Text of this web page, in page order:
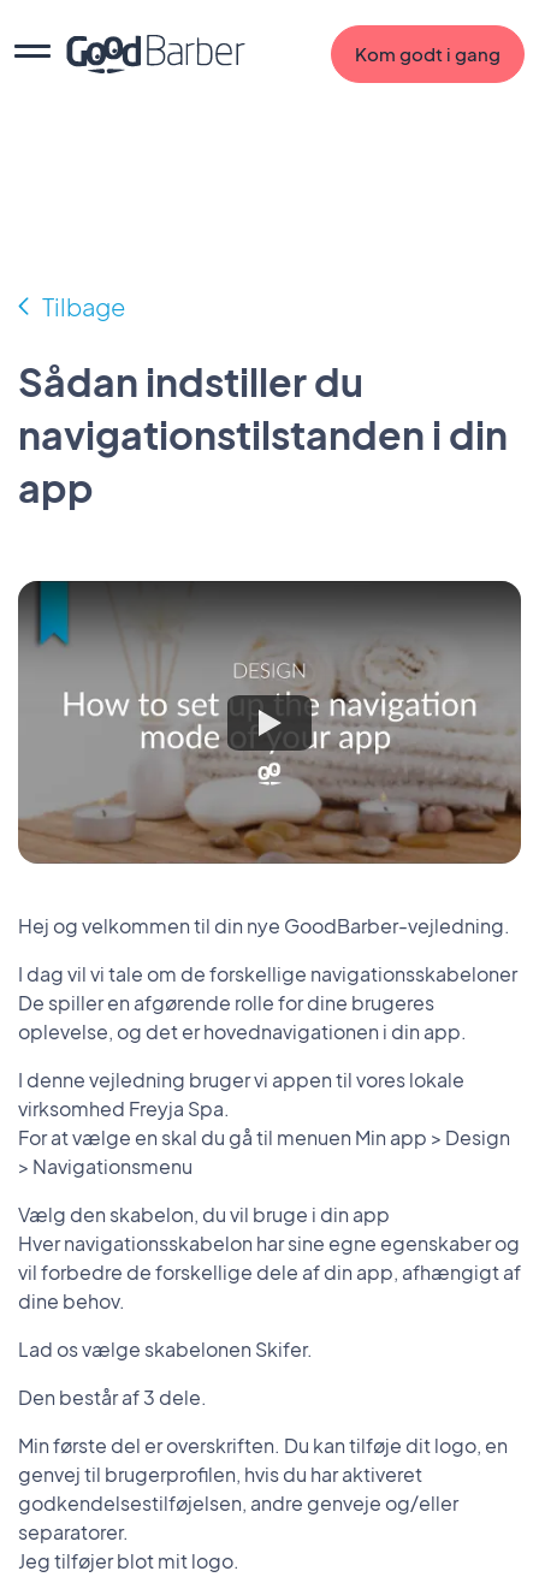
Kom godt i gang
Tilbage
Sådan indstiller du
navigationstilstanden i din
app
Hej og velkommen til din nye GoodBarber-vejledning.
I dag vil vi tale om de forskellige navigationsskabeloner
De spiller en afgørende rolle for dine brugeres
oplevelse, og det er hovednavigationen i din app.
I denne vejledning bruger vi appen til vores lokale
virksomhed Freyja Spa.
For at vælge en skal du gå til menuen Min app > Design
> Navigationsmenu
Vælg den skabelon, du vil bruge i din app
Hver navigationsskabelon har sine egne egenskaber og
vil forbedre de forskellige dele af din app, afhængigt af
dine behov.
Lad os vælge skabelonen Skifer.
Den består af 3 dele.
Min første del er overskriften. Du kan tilføje dit logo, en
genvej til brugerprofilen, hvis du har aktiveret
godkendelsestilføjelsen, andre genveje og/eller
separatorer.
Jeg tilføjer blot mit logo.